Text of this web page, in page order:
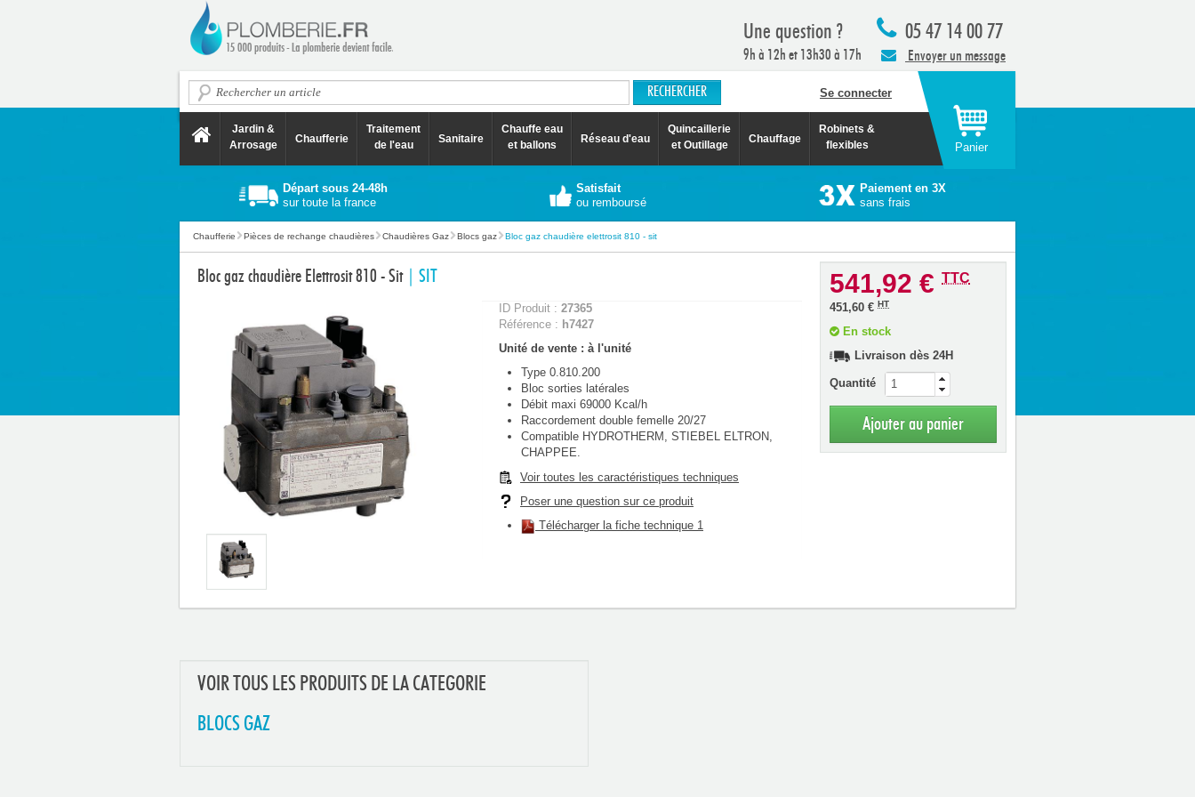
05 47 14 00 77
Envoyer un message
Une question ?
9h à 12h et 13h30 à 17h
Se connecter
Jardin &
Arrosage
Chaufferie
Traitement
de l'eau
Sanitaire
Chauffe eau
et ballons
Réseau d'eau
Quincaillerie
et Outillage
Chauffage
Robinets &
flexibles
Panier
Départ sous 24-48h
sur toute la france
Satisfait
ou remboursé
Paiement en 3X
sans frais
Chaufferie Pièces de rechange chaudières Chaudières Gaz Blocs gaz Bloc gaz chaudière elettrosit 810 - sit
Bloc gaz chaudière Elettrosit 810 - Sit | SIT
ID Produit : 27365
Référence : h7427
Unité de vente : à l'unité
Type 0.810.200
Bloc sorties latérales
Débit maxi 69000 Kcal/h
Raccordement double femelle 20/27
Compatible HYDROTHERM, STIEBEL ELTRON,
CHAPPEE.
Voir toutes les caractéristiques techniques
Poser une question sur ce produit
Télécharger la fiche technique 1
541,92 € TTC
451,60 € HT
En stock
Livraison dès 24H
Quantité
Ajouter au panier
VOIR TOUS LES PRODUITS DE LA CATEGORIE
BLOCS GAZ